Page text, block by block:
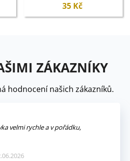
35 Kč
ZÁKAZNÍKY
hodnocení našich zákazníků.
velmi rychle a v pořádku,